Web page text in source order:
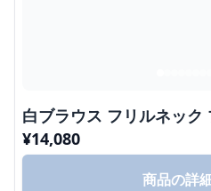
白ブラウス フリルネック
¥14,080
商品の詳